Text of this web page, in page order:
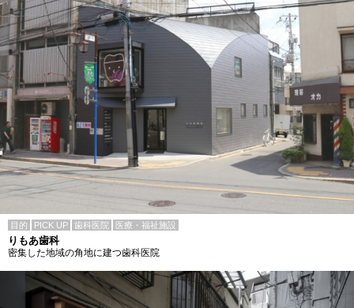
目的 PICK UP 歯科医院 医療・福祉施設
りもあ歯科
密集した地域の角地に建つ歯科医院